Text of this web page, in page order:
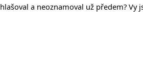
a neoznamoval už předem?